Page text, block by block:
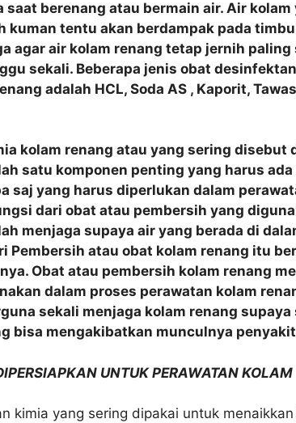
berenang atau bermain air. Air kolam
kuman tentu akan berdampak pada
agar air kolam renang tetap jernih
sekali. Beberapa jenis obat
adalah HCL, Soda AS , Kaporit,
kolam renang atau yang sering disebut
satu komponen penting yang harus ada
saj yang harus diperlukan dalam
dari obat atau pembersih yang
menjaga supaya air yang berada di
Pembersih atau obat kolam renang itu
Obat atau pembersih kolam renang
dalam proses perawatan kolam
sekali menjaga kolam renang supaya
bisa mengakibatkan munculnya penyakit
UNTUK PERAWATAN KOLAM
kimia yang sering dipakai untuk